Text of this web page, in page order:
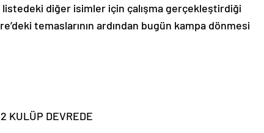
diğer isimler için çalışma gerçekleştirdiği
temaslarının ardından bugün kampa dönmesi
KULÜP DEVREDE